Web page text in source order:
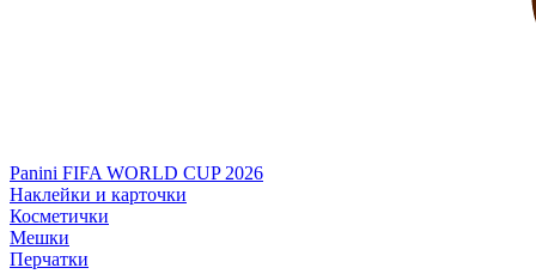
Panini FIFA WORLD CUP 2026
Наклейки и карточки
Косметички
Мешки
Перчатки